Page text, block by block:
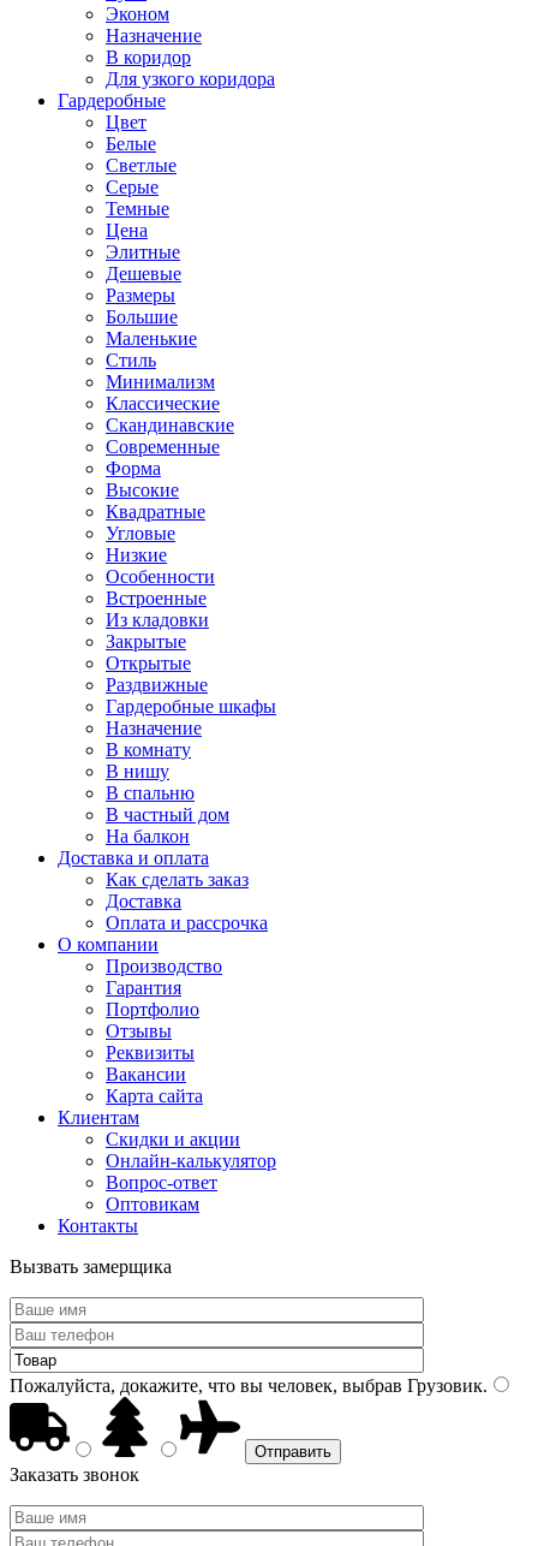
Эконом
Назначение
В коридор
Для узкого коридора
Гардеробные
Цвет
Белые
Светлые
Серые
Темные
Цена
Элитные
Дешевые
Размеры
Большие
Маленькие
Стиль
Минимализм
Классические
Скандинавские
Современные
Форма
Высокие
Квадратные
Угловые
Низкие
Особенности
Встроенные
Из кладовки
Закрытые
Открытые
Раздвижные
Гардеробные шкафы
Назначение
В комнату
В нишу
В спальню
В частный дом
На балкон
Доставка и оплата
Как сделать заказ
Доставка
Оплата и рассрочка
О компании
Производство
Гарантия
Портфолио
Отзывы
Реквизиты
Вакансии
Карта сайта
Клиентам
Скидки и акции
Онлайн-калькулятор
Вопрос-ответ
Оптовикам
Контакты
Вызвать замерщика
Пожалуйста, докажите, что вы человек, выбрав Грузовик.
Заказать звонок